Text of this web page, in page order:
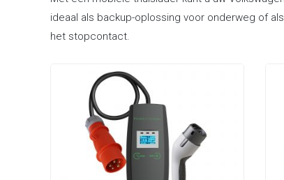
ideaal als backup-oplossing voor onderweg of
het stopcontact.